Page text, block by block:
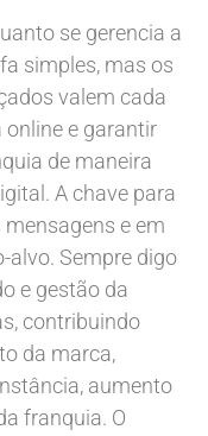
se gerencia a
simples, mas os
valem cada
online e garantir
de maneira
A chave para
e em
alvo. Sempre digo
e gestão da
contribuindo
da marca,
aumento
franquia. O